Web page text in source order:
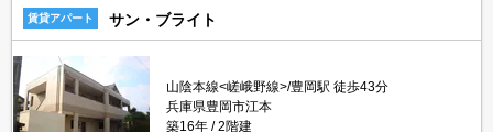
賃貸アパート サン・ブライト
山陰本線<嵯峨野線>/豊岡駅 徒歩43分
兵庫県豊岡市江本
築16年
2階建